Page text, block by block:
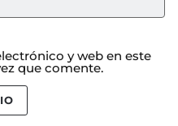
y web en este
que comente.